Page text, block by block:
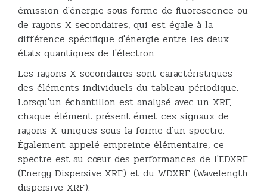
émission d'énergie sous forme de fluorescence ou
de rayons X secondaires, qui est égale à la
différence spécifique d'énergie entre les deux
états quantiques de l'électron.
Les rayons X secondaires sont caractéristiques
des éléments individuels du tableau périodique.
Lorsqu'un échantillon est analysé avec un XRF,
chaque élément présent émet ces signaux de
rayons X uniques sous la forme d'un spectre.
Également appelé empreinte élémentaire, ce
spectre est au cœur des performances de l'EDXRF
(Energy Dispersive XRF) et du WDXRF (Wavelength
dispersive XRF).